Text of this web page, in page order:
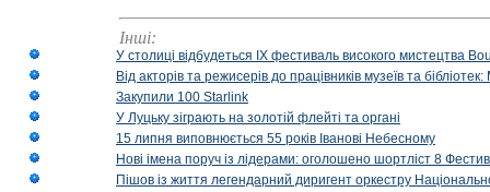
Інші:
У столиці відбудеться IX фестиваль високого мистецтва
Від акторів та режисерів до працівників музеїв та
Закупили 100 Starlink
У Луцьку зіграють на золотій флейті та органі
15 липня виповнюється 55 років Іванові Небесному
Нові імена поруч із лідерами: оголошено шортліст 8
Пішов із життя легендарний диригент оркестру